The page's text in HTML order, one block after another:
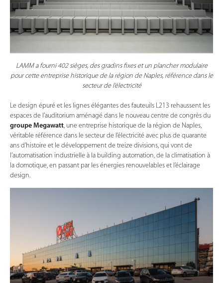
LAMM a fourni 402 sièges, des gradins fixes et un plancher modulaire
pour cette entreprise historique de la région de Naples, référence dans le
secteur de l’électricité
Le design épuré et les lignes élégantes des fauteuils L213 rehaussent les
espaces de l’auditorium aménagé dans le nouveau centre de congrès du
groupe Megawatt, une entreprise historique de la région de Naples,
véritable référence dans le secteur de l’électricité avec plus de quarante
ans d’histoire et le développement de treize divisions, qui vont de
l’automatisation industrielle à la building automation, de la climatisation à
la domotique, en passant par les énergies renouvelables et l’éclairage
design.